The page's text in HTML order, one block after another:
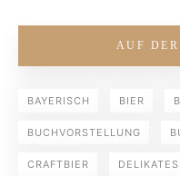
AUF
BAYERISCH BIER
BUCHVORSTELLUNG
CRAFTBIER